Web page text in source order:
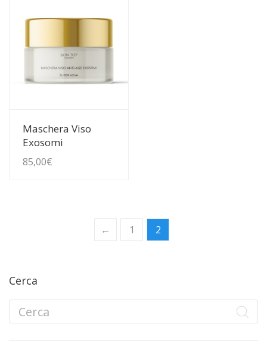
Guarda Dettagli
Maschera Viso
Exosomi
85,00€
← 1 2
Cerca